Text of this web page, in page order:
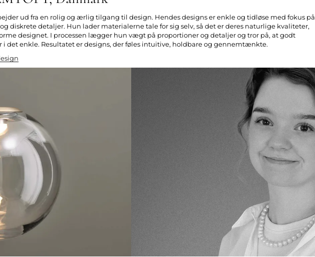
ud fra en rolig og ærlig tilgang til design. Hendes designs er enkle og tidløse med fokus på
diskrete detaljer. Hun lader materialerne tale for sig selv, så det er deres naturlige kvaliteter,
designet. I processen lægger hun vægt på proportioner og detaljer og tror på, at godt
i det enkle. Resultatet er designs, der føles intuitive, holdbare og gennemtænkte.